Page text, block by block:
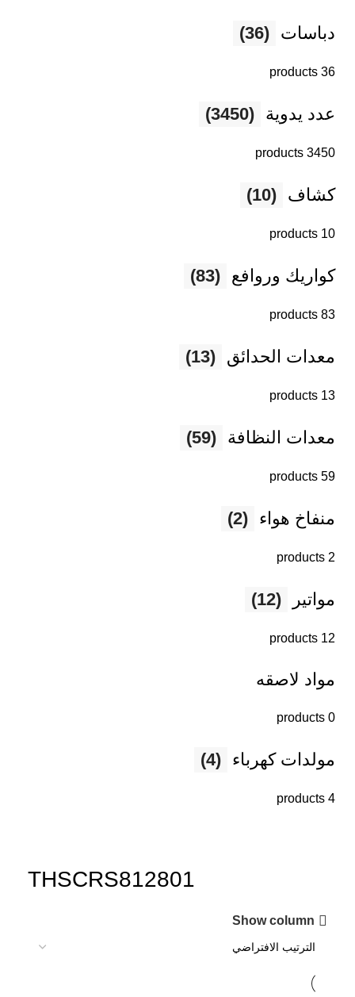
دباسات (36)
36 products
عدد يدوية (3450)
3450 products
كشاف (10)
10 products
كواريك وروافع (83)
83 products
معدات الحدائق (13)
13 products
معدات النظافة (59)
59 products
منفاخ هواء (2)
2 products
مواتير (12)
12 products
مواد لاصقه
0 products
مولدات كهرباء (4)
4 products
THSCRS812801
Show column